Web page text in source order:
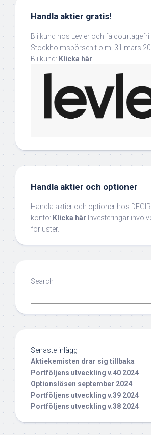
Handla aktier gratis!
Bli kund hos Levler och få courtagefri
Stockholmsbörsen t.o.m. 31 mars
Bli kund: Klicka här
Handla aktier och optioner
Handla aktier och optioner hos
konto: Klicka här Investeringar
förluster.
Search
Senaste inlägg
Aktiekemisten drar sig tillbaka
Portföljens utveckling v.40 2024
Optionslösen september 2024
Portföljens utveckling v.39 2024
Portföljens utveckling v.38 2024